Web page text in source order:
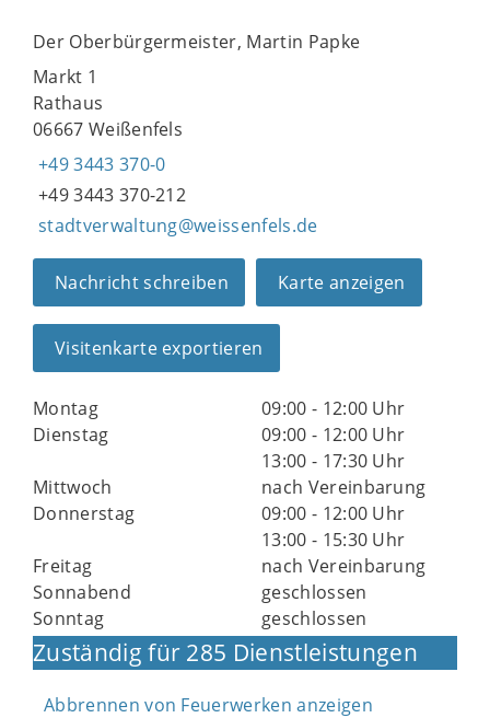
Der Oberbürgermeister, Martin Papke
Markt 1
Rathaus
06667 Weißenfels
+49 3443 370-0
+49 3443 370-212
stadtverwaltung@weissenfels.de
Nachricht schreiben Karte anzeigen
Visitenkarte exportieren
Montag
09:00 - 12:00 Uhr
Dienstag
09:00 - 12:00 Uhr
13:00 - 17:30 Uhr
Mittwoch
nach Vereinbarung
Donnerstag
09:00 - 12:00 Uhr
13:00 - 15:30 Uhr
Freitag
nach Vereinbarung
Sonnabend
geschlossen
Sonntag
geschlossen
Zuständig für 285 Dienstleistungen
Abbrennen von Feuerwerken anzeigen